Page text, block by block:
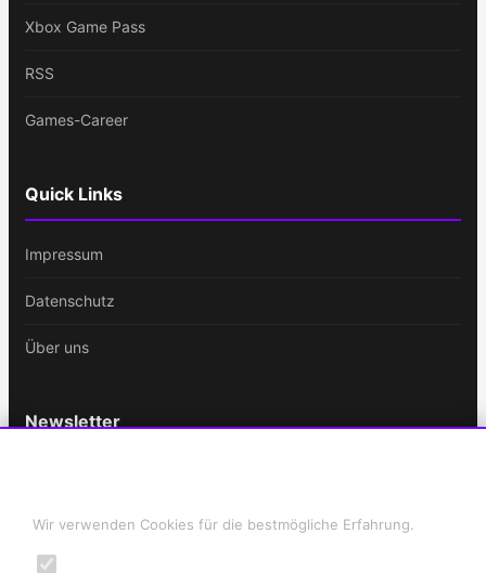
Xbox Game Pass
RSS
Games-Career
Quick Links
Impressum
Datenschutz
Über uns
Newsletter
E-
Wir verwenden Cookies für die bestmögliche Erfahrung.